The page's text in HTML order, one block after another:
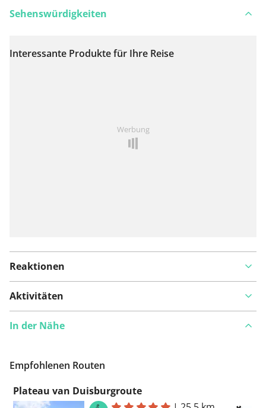
Auf Karte anzeigen
Sehenswürdigkeiten
Interessante Produkte für Ihre Reise
Werbung
Reaktionen
Aktivitäten
In der Nähe
Empfohlenen Routen
Plateau van Duisburgroute